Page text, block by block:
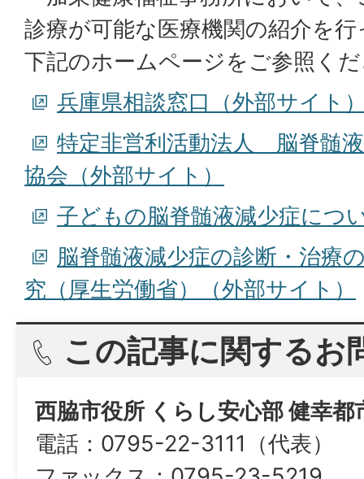
診療が可能な医療機関の紹介を
下記のホームページをご参照く
兵庫県相談窓口（外部サイト
特定非営利活動法人 脳脊髄
協会（外部サイト）
子どもの脳脊髄液減少症につ
脳脊髄液減少症の診断・治療
究（厚生労働省）（外部サイト）
この記事に関するお
西脇市役所 くらし安心部 健幸都
電話：0795-22-3111（代表）